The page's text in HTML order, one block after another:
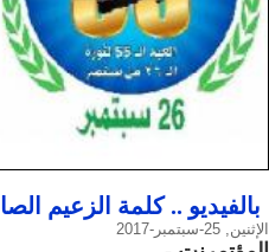
بالفيديو .. كلمة الزعيم الصالح في
الإثنين, 25-سبتمبر-2017